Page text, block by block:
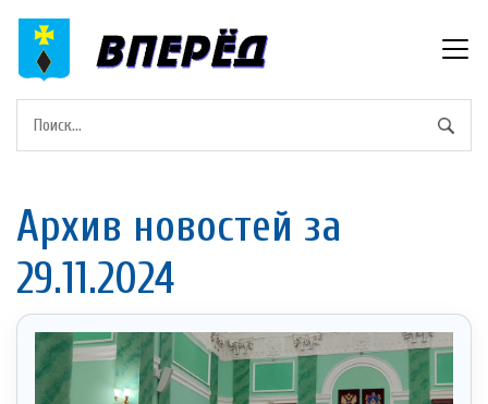
Архив новостей за
29.11.2024